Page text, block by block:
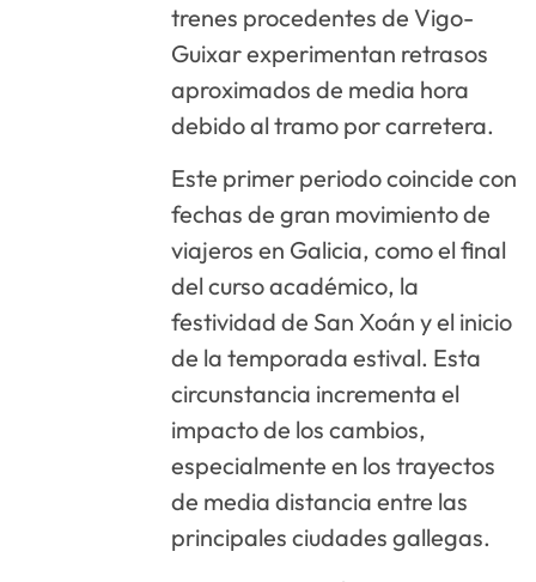
trenes procedentes de Vigo-
Guixar experimentan retrasos
aproximados de media hora
debido al tramo por carretera.
Este primer periodo coincide con
fechas de gran movimiento de
viajeros en Galicia, como el final
del curso académico, la
festividad de San Xoán y el inicio
de la temporada estival. Esta
circunstancia incrementa el
impacto de los cambios,
especialmente en los trayectos
de media distancia entre las
principales ciudades gallegas.